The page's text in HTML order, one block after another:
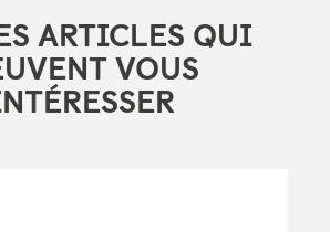
ARTICLES QUI
VOUS